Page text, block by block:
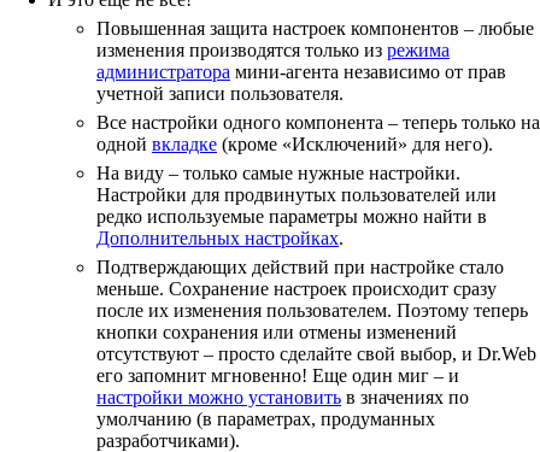
Повышенная защита настроек компонентов – любые
изменения производятся только из режима
администратора мини-агента независимо от прав
учетной записи пользователя.
Все настройки одного компонента – теперь только на
одной вкладке (кроме «Исключений» для него).
На виду – только самые нужные настройки.
Настройки для продвинутых пользователей или
редко используемые параметры можно найти в
Дополнительных настройках.
Подтверждающих действий при настройке стало
меньше. Cохранение настроек происходит сразу
после их изменения пользователем. Поэтому теперь
кнопки сохранения или отмены изменений
отсутствуют – просто сделайте свой выбор, и Dr.Web
его запомнит мгновенно! Еще один миг – и
настройки можно установить в значениях по
умолчанию (в параметрах, продуманных
разработчиками).